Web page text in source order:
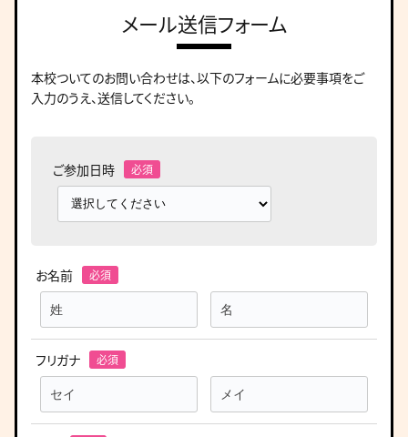
メール送信フォーム
本校ついてのお問い合わせは、以下のフォームに必要事項をご
入力のうえ、送信してください。
ご参加日時
お名前
フリガナ